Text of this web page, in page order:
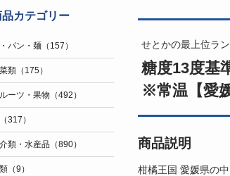
せとかの最上位ラ
糖度13度基
※常温【愛
商品説明
柑橘王国 愛媛県の
品カテゴリー
パン・麺（157）
類（175）
ーツ・果物（492）
317）
類・水産品（890）
（9）